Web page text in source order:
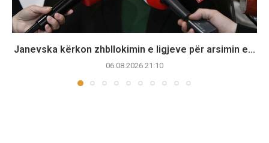
Janevska kërkon zhbllokimin e ligjeve për arsimin e...
06.08.2026 21:10